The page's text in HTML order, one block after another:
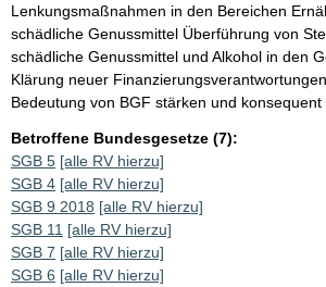
Lenkungsmaßnahmen in den Bereichen
schädliche Genussmittel Überführung von
schädliche Genussmittel und Alkohol in den
Klärung neuer
Bedeutung von BGF stärken und konsequent
Betroffene Bundesgesetze (7):
SGB 5 [alle RV hierzu]
SGB 4 [alle RV hierzu]
SGB 9 2018 [alle RV hierzu]
SGB 11 [alle RV hierzu]
SGB 7 [alle RV hierzu]
SGB 6 [alle RV hierzu]